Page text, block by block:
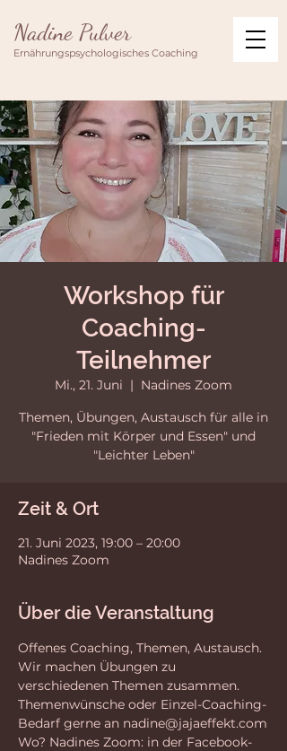
Nadine Pulver
Ernährungspsychologisches Coaching
Workshop für
Coaching-
Teilnehmer
Mi., 21. Juni
  |
Nadines Zoom
Themen, Übungen, Austausch für alle in
"Frieden mit Körper und Essen" und
"Leichter Leben"
Zeit & Ort
21. Juni 2023, 19:00 – 20:00
Nadines Zoom
Über die Veranstaltung
Offenes Coaching, Themen, Austausch.
Wir machen Übungen zu
verschiedenen Themen zusammen.
Themenwünsche oder Einzel-Coaching-
Bedarf gerne an nadine@jajaeffekt.com
Wo? Nadines Zoom: in der Facebook-